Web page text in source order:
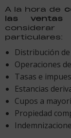
A la hora de
las ventas
particulares:
Distribución
Operaciones
Tasas e
Estancias
Cupos a
Propiedad